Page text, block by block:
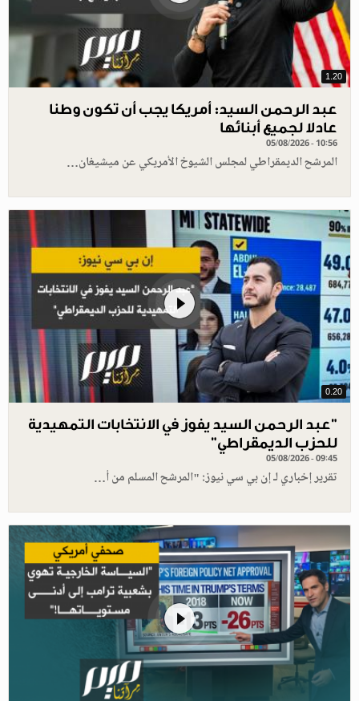
1.20
عبد الرحمن السيد: أمريكا يجب أن تكون وطنا
عادلا لجميع أبنائها
05/08/2026 - 10:56
المرشح الديمقراطي لمجلس الشيوخ الأمريكي عن ميشيغان…
0.20
"عبد الرحمن السيد يفوز في الانتخابات التمهيدية
للحزب الديمقراطي"
05/08/2026 - 09:45
تقرير إخباري لـ إن بي سي نيوز: "المرشح المسلم من أ…